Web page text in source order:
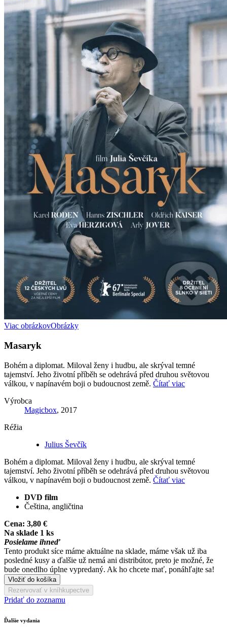
Viac obrázkovObrázky
Masaryk
Bohém a diplomat. Miloval ženy i hudbu, ale skrýval temné
tajemství. Jeho životní příběh se odehrává před druhou světovou
válkou, v napínavém boji o budoucnost země. Čítať viac
Výrobca
Magicbox, 2017
Réžia
Julius Ševčík
Bohém a diplomat. Miloval ženy i hudbu, ale skrýval temné
tajemství. Jeho životní příběh se odehrává před druhou světovou
válkou, v napínavém boji o budoucnost země. Čítať viac
DVD film
Čeština, angličtina
Cena: 3,80 €
Na sklade 1 ks
Posielame ihneď
Tento produkt síce máme aktuálne na sklade, máme však už iba
posledné kusy a ďalšie už nemá ani distribútor, preto je možné, že
bude onedlho úplne vypredaný. Ak ho chcete mať, ponáhľajte sa!
Vložiť do košíka
Rezervovať v kníhkupectve
Pridať do zoznamu
Ďalšie vydania